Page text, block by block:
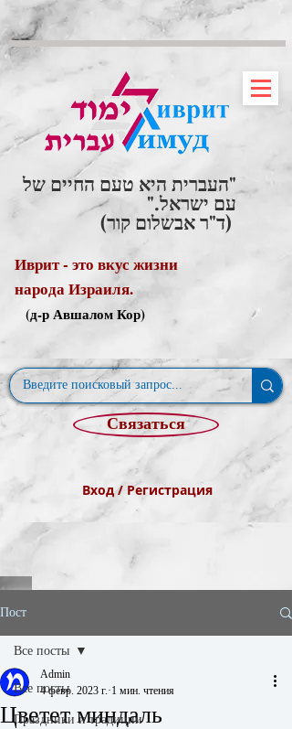
"העברית היא טעם החיים של
עם ישראל."
(ד"ר אבשלום קור)
Иврит - это вкус жизни
народа Израиля.
(д-р Авшалом Кор)
Связаться
Вход / Регистрация
Пост
Все посты
Праздники и традиции
Все посты
Цветет миндаль
Admin
4 февр. 2023 г. 1 мин. чтения